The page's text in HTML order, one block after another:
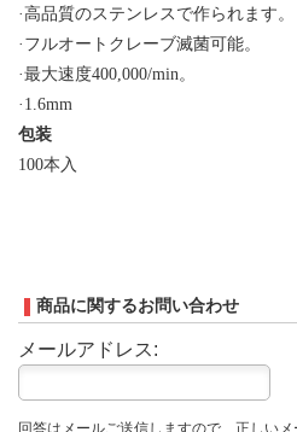
·高品質のステンレスで作られます。
·フルオートクレーブ滅菌可能。
·最大速度400,000/min 。
· 1.6mm
包装
100本入
商品に関するお問い合わせ
メールアドレス:
回答はメールご送信しますので、正しい